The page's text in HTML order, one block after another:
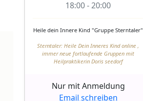
18:00 - 20:00
Heile dein Innere Kind "Gruppe Sterntaler"
Sterntaler: Heile Dein Inneres Kind online ,
immer neue fortlaufende Gruppen mit
Heilpraktikerin Doris seedorf
Nur mit Anmeldung
Email schreiben